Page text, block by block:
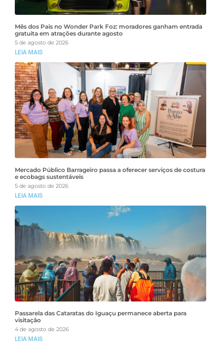
Mês dos Pais no Wonder Park Foz: moradores ganham entrada
gratuita em atrações durante agosto
5 de agosto de 2026
LEIA MAIS
Mercado Público Barrageiro passa a oferecer serviços de costura
e ecobags sustentáveis
5 de agosto de 2026
LEIA MAIS
Passarela das Cataratas do Iguaçu permanece aberta para
visitação
4 de agosto de 2026
LEIA MAIS